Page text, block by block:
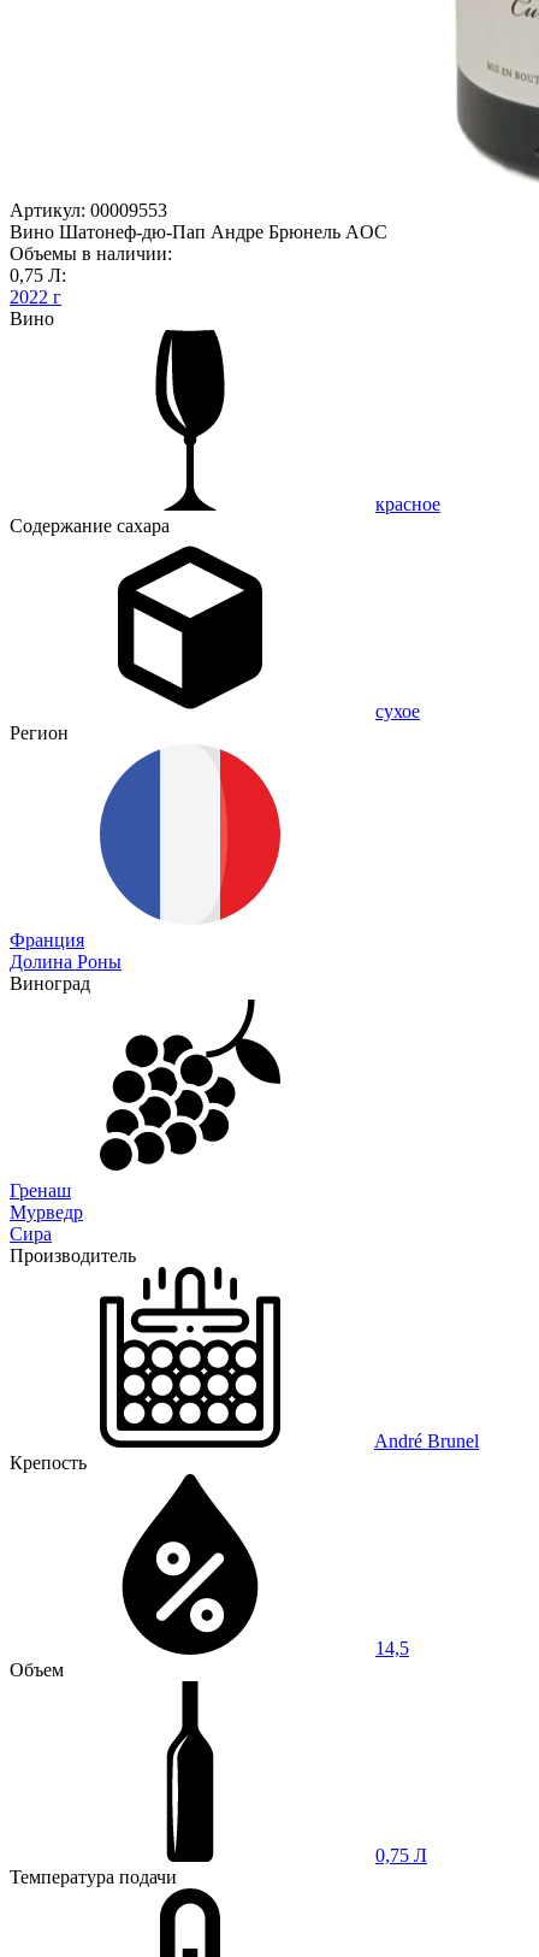
Артикул: 00009553
Вино Шатонеф-дю-Пап Андре Брюнель AOC
Объемы в наличии:
0,75 Л:
2022 г
Вино
красное
Содержание сахара
сухое
Регион
Франция
Долина Роны
Виноград
Гренаш
Мурведр
Сира
Производитель
André Brunel
Крепость
14,5
Объем
0,75 Л
Температура подачи